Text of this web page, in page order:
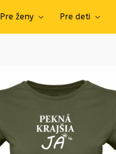
Pre ženy Pre deti